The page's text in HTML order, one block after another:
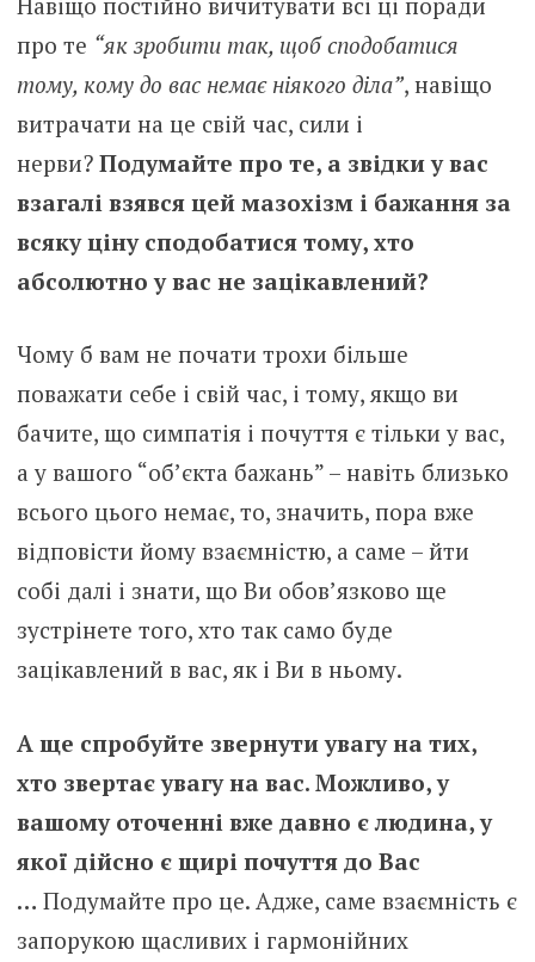
про те “як зробити так, щоб сподобатися
тому, кому до вас немає ніякого діла”, навіщо
витрачати на це свій час, сили і
нерви? Подумайте про те, а звідки у вас
взагалі взявся цей мазохізм і бажання за
всяку ціну сподобатися тому, хто
абсолютно у вас не зацікавлений?
Чому б вам не почати трохи більше
поважати себе і свій час, і тому, якщо ви
бачите, що симпатія і почуття є тільки у вас,
а у вашого “об’єкта бажань” – навіть близько
всього цього немає, то, значить, пора вже
відповісти йому взаємністю, а саме – йти
собі далі і знати, що Ви обов’язково ще
зустрінете того, хто так само буде
зацікавлений в вас, як і Ви в ньому.
А ще спробуйте звернути увагу на тих,
хто звертає увагу на вас. Можливо, у
вашому оточенні вже давно є людина, у
якої дійсно є щирі почуття до Вас
… Подумайте про це. Адже, саме взаємність є
запорукою щасливих і гармонійних